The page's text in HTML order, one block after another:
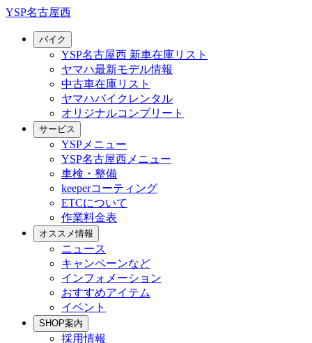
YSP名古屋西
バイク
YSP名古屋西 新車在庫リスト
ヤマハ最新モデル情報
中古車在庫リスト
ヤマハバイクレンタル
オリジナルコンプリート
サービス
YSPメニュー
YSP名古屋西メニュー
車検・整備
keeperコーティング
ETCについて
作業料金表
オススメ情報
ニュース
キャンペーンなど
インフォメーション
おすすめアイテム
イベント
SHOP案内
採用情報